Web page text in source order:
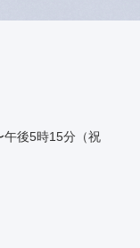
後5時15分（祝